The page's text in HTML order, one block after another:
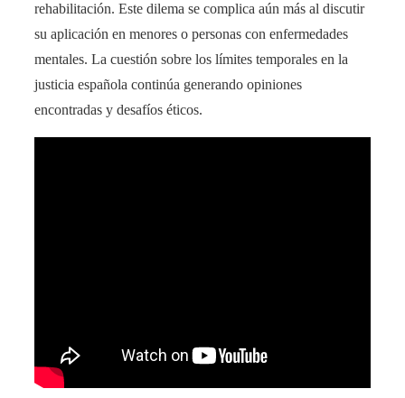
rehabilitación. Este dilema se complica aún más al discutir
su aplicación en menores o personas con enfermedades
mentales. La cuestión sobre los límites temporales en la
justicia española continúa generando opiniones
encontradas y desafíos éticos.